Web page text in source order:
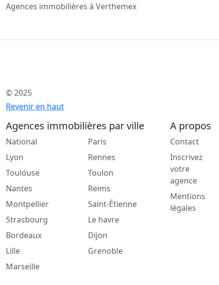
Agences immobilières à Verthemex
© 2025
Revenir en haut
Agences immobilières par ville
National
Lyon
Toulouse
Nantes
Montpellier
Strasbourg
Bordeaux
Lille
Marseille
Paris
Rennes
Toulon
Reims
Saint-Étienne
Le havre
Dijon
Grenoble
A propos
Contact
Inscrivez
votre
agence
Mentions
légales